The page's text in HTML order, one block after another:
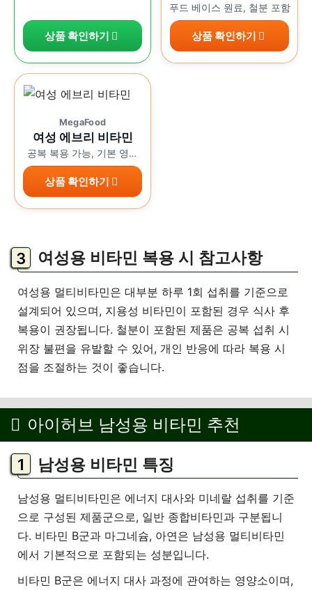
상품 확인하기
푸드 베이스 원료, 철분 포함
상품 확인하기
MegaFood
여성 에브리 비타민
공복 복용 가능, 기본 영양
보충
상품 확인하기
여성용 비타민 복용 시 참고사항
여성용 멀티비타민은 대부분 하루 1회 섭취를 기준으로
설계되어 있으며, 지용성 비타민이 포함된 경우 식사 후
복용이 권장됩니다. 철분이 포함된 제품은 공복 섭취 시
위장 불편을 유발할 수 있어, 개인 반응에 따라 복용 시
점을 조절하는 것이 좋습니다.
아이허브 남성용 비타민 추천
남성용 비타민 특징
남성용 멀티비타민은 에너지 대사와 미네랄 섭취를 기준
으로 구성된 제품군으로, 일반 종합비타민과 구분됩니
다. 비타민 B군과 마그네슘, 아연은 남성용 멀티비타민
에서 기본적으로 포함되는 성분입니다.
비타민 B군은 에너지 대사 과정에 관여하는 영양소이며,